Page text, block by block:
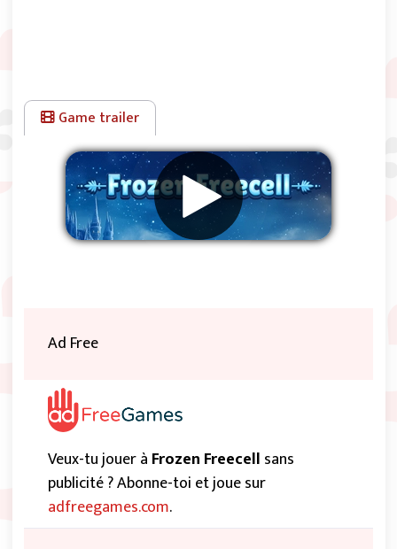
Game trailer
Ad Free
Veux-tu jouer à Frozen Freecell sans
publicité ? Abonne-toi et joue sur
adfreegames.com.